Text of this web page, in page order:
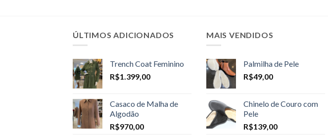
ÚLTIMOS ADICIONADOS
Trench Coat Feminino
R$1.399,00
Casaco de Malha de
Algodão
R$970,00
MAIS VENDIDOS
Palmilha de Pele
R$49,00
Chinelo de Couro com
Pele
R$139,00